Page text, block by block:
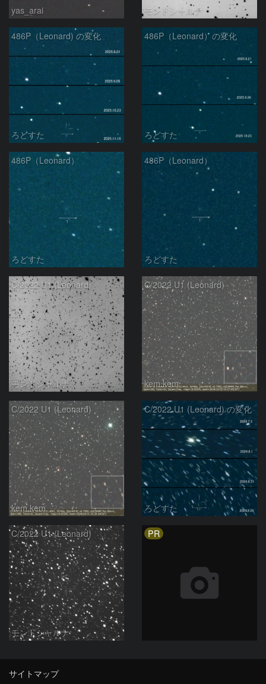
yas_arai モンドシャルナ
486P（Leonard) の変化
ろどすた
486P（Leonard）の変化
ろどすた
486P（Leonard）
ろどすた
486P（Leonard）
ろどすた
C/2022 U1 (Leonard)
モンドシャルナ
C/2022 U1 (Leonard)
kem.kem
C/2022 U1 (Leonard)
kem.kem
C/2022 U1 (Leonard) の変化
ろどすた
C/2022 U1 (Leonard)
モンドシャルナ
PR
サイトマップ